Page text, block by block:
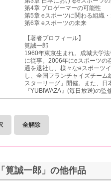
第4章 プロゲーマーの可能性
第5章 eスポーツに関わる組織
第6章 eスポーツの未来
【著者プロフィール】
筧誠一郎
1960年東京生まれ。成城大学
に従事。2006年にeスポーツの
通を退社し、様々なeスポーツ
し、全国フランチャイズチー
スターリーグ」開催。また、
『YUBIWAZA』(毎日放送)の監
全解除
筧誠一郎」の他作品